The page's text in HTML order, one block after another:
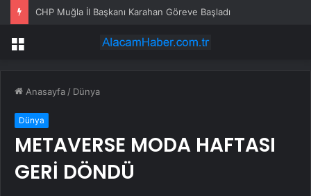
CHP Muğla İl Başkanı Karahan Göreve Başladı
Menü
Anasayfa / Dünya
Dünya
METAVERSE MODA HAFTASI
GERİ DÖNDÜ